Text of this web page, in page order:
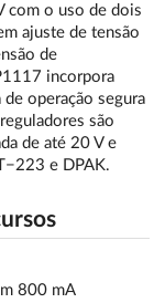
com o uso de dois
ajuste de tensão
de
incorpora
de operação segura
são
de até 20 V e
e DPAK.
800 mA